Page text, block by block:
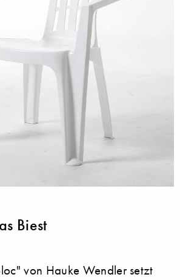
Biest
von Hauke Wendler setzt